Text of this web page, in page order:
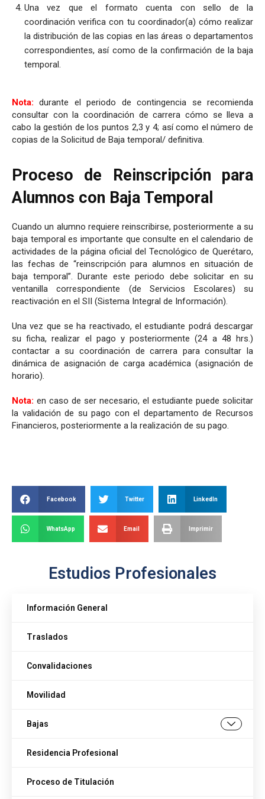
Una vez que el formato cuenta con sello de la
coordinación verifica con tu coordinador(a) cómo realizar
la distribución de las copias en las áreas o departamentos
correspondientes, así como de la confirmación de la baja
temporal.
Nota: durante el periodo de contingencia se recomienda
consultar con la coordinación de carrera cómo se lleva a
cabo la gestión de los puntos 2,3 y 4; así como el número de
copias de la Solicitud de Baja temporal/ definitiva.
Proceso de Reinscripción para
Alumnos con Baja Temporal
Cuando un alumno requiere reinscribirse, posteriormente a su
baja temporal es importante que consulte en el calendario de
actividades de la página oficial del Tecnológico de Querétaro,
las fechas de “reinscripción para alumnos en situación de
baja temporal”. Durante este periodo debe solicitar en su
ventanilla correspondiente (de Servicios Escolares) su
reactivación en el SII (Sistema Integral de Información).
Una vez que se ha reactivado, el estudiante podrá descargar
su ficha, realizar el pago y posteriormente (24 a 48 hrs.)
contactar a su coordinación de carrera para consultar la
dinámica de asignación de carga académica (asignación de
horario).
Nota: en caso de ser necesario, el estudiante puede solicitar
la validación de su pago con el departamento de Recursos
Financieros, posteriormente a la realización de su pago.
Facebook Twitter LinkedIn
WhatsApp Email Imprimir
Estudios Profesionales
Información General
Traslados
Convalidaciones
Movilidad
Bajas
Residencia Profesional
Proceso de Titulación